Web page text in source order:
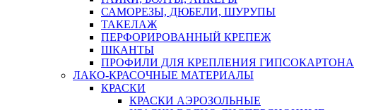
САМОРЕЗЫ, ДЮБЕЛИ, ШУРУПЫ
ТАКЕЛАЖ
ПЕРФОРИРОВАННЫЙ КРЕПЕЖ
ШКАНТЫ
ПРОФИЛИ ДЛЯ КРЕПЛЕНИЯ ГИПСОКАРТОНА
ЛАКО-КРАСОЧНЫЕ МАТЕРИАЛЫ
КРАСКИ
КРАСКИ АЭРОЗОЛЬНЫЕ